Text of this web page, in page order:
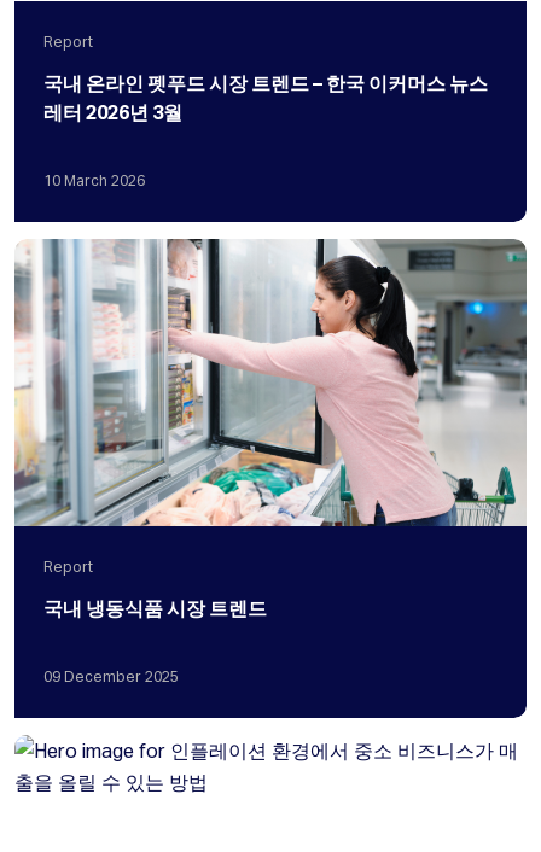
Report
국내 온라인 펫푸드 시장 트렌드 – 한국 이커머스 뉴스
레터 2026년 3월
10 March 2026
Report
국내 냉동식품 시장 트렌드
09 December 2025